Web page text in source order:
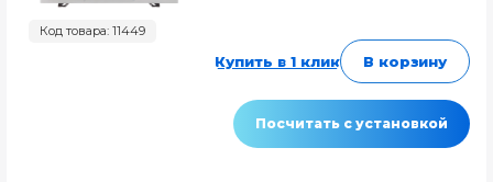
Код товара: 11449
Купить в 1 клик В корзину
Посчитать с установкой